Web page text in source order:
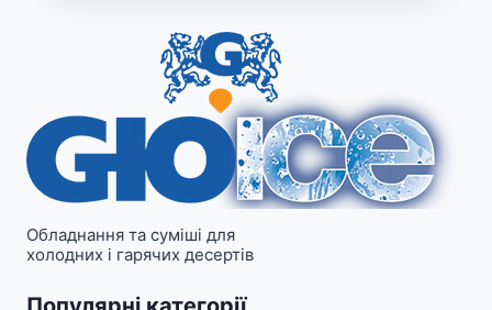
Обладнання та суміші для
холодних і гарячих десертів